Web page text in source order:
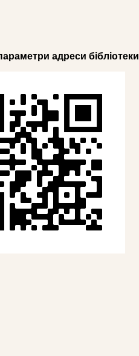
адреси бібліотеки